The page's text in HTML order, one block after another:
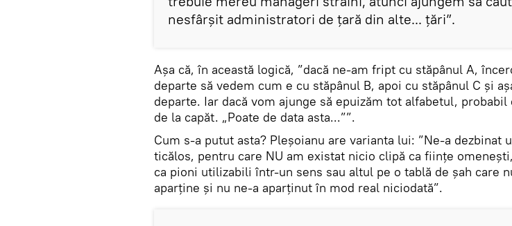
nesfârșit administratori de țară din alte... țări”.
Așa că, în această logică, ”dacă ne-am fript cu stăpânul A,
departe să vedem cum e cu stăpânul B, apoi cu stăpânul C și
departe. Iar dacă vom ajunge să epuizăm tot alfabetul, probabil
de la capăt. „Poate de data asta...””.
Cum s-a putut asta? Pleșoianu are varianta lui: ”Ne-a dezbinat
ticălos, pentru care NU am existat nicio clipă ca ființe
ca pioni utilizabili într-un sens sau altul pe o tablă de șah care
aparține și nu ne-a aparținut în mod real niciodată”.